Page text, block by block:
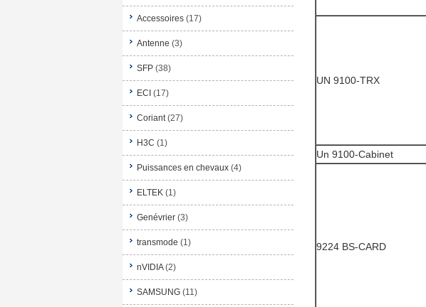
Accessoires (17)
Antenne (3)
SFP (38)
ECI (17)
Coriant (27)
H3C (1)
Puissances en chevaux (4)
ELTEK (1)
Genévrier (3)
transmode (1)
nVIDIA (2)
SAMSUNG (11)
UN 9100-TRX
Un 9100-Cabinet
9224 BS-CARD